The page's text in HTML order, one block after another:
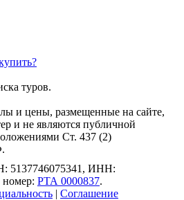
туров.
и цены, размещенные на сайте,
и не являются публичной
Ст. 437 (2)
ИНН:
номер: РТА 0000837.
| Соглашение